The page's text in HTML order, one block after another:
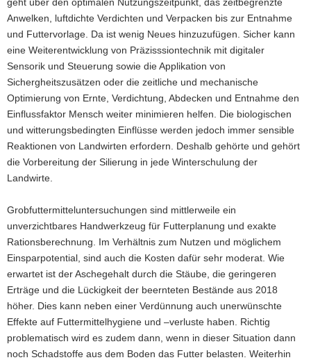
Anwelken, luftdichte Verdichten und Verpacken bis zur Entnahme
und Futtervorlage. Da ist wenig Neues hinzuzufügen. Sicher kann
eine Weiterentwicklung von Präzisssiontechnik mit digitaler
Sensorik und Steuerung sowie die Applikation von
Sichergheitszusätzen oder die zeitliche und mechanische
Optimierung von Ernte, Verdichtung, Abdecken und Entnahme den
Einflussfaktor Mensch weiter minimieren helfen. Die biologischen
und witterungsbedingten Einflüsse werden jedoch immer sensible
Reaktionen von Landwirten erfordern. Deshalb gehörte und gehört
die Vorbereitung der Silierung in jede Winterschulung der
Landwirte.
Grobfuttermitteluntersuchungen sind mittlerweile ein
unverzichtbares Handwerkzeug für Futterplanung und exakte
Rationsberechnung. Im Verhältnis zum Nutzen und möglichem
Einsparpotential, sind auch die Kosten dafür sehr moderat. Wie
erwartet ist der Aschegehalt durch die Stäube, die geringeren
Erträge und die Lückigkeit der beernteten Bestände aus 2018
höher. Dies kann neben einer Verdünnung auch unerwünschte
Effekte auf Futtermittelhygiene und –verluste haben. Richtig
problematisch wird es zudem dann, wenn in dieser Situation dann
noch Schadstoffe aus dem Boden das Futter belasten. Weiterhin